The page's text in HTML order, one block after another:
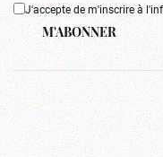
J'accepte de m'inscrire à
M'ABONNER